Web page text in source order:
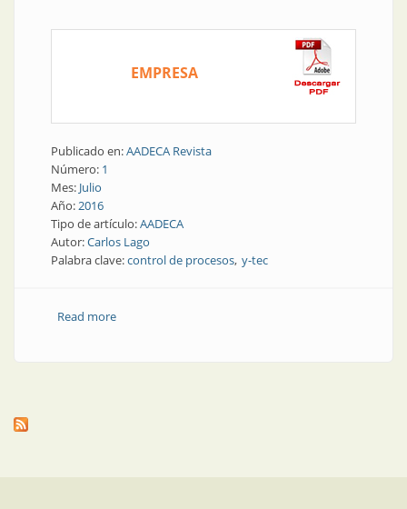
EMPRESA
Publicado en:AADECA Revista
Número: 1
Mes: Julio
Año:2016
Tipo de artículo:AADECA
Autor:Carlos Lago
Palabra clave:control de procesos y-tec
Read moreabout Entrevista | Mano a mano con un experto en